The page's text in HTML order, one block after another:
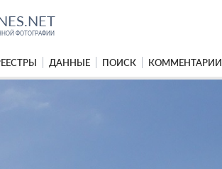
ФОТОГРАФИИ
ДАННЫЕ ПОИСК КОММЕНТАРИИ